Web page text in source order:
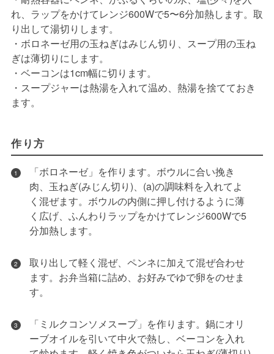
れ、ラップをかけてレンジ600Wで5〜6分加熱します。取
り出して湯切りします。
・ボロネーゼ用の玉ねぎはみじん切り、スープ用の玉ね
ぎは薄切りにします。
・ベーコンは1cm幅に切ります。
・スープジャーは熱湯を入れて温め、熱湯を捨てておき
ます。
作り方
1
「ボロネーゼ」を作ります。ボウルに合い挽き
肉、玉ねぎ(みじん切り)、(a)の調味料を入れてよ
く混ぜます。ボウルの内側に押し付けるように薄
く広げ、ふんわりラップをかけてレンジ600Wで5
分加熱します。
2
取り出して軽く混ぜ、ペンネに加えて混ぜ合わせ
ます。お弁当箱に詰め、お好みでゆで卵をのせま
す。
3
「ミルクコンソメスープ」を作ります。鍋にオリ
ーブオイルを引いて中火で熱し、ベーコンを入れ